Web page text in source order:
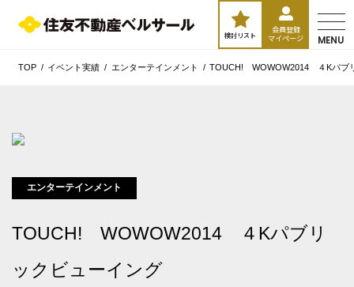
検討リスト
会員登録
マイページ MENU
TOP イベント実績 エンターテインメント TOUCH! WOWOW2014 ４Kパブ
エンターテインメント
TOUCH! WOWOW2014 ４Kパブリ
ックビューイング